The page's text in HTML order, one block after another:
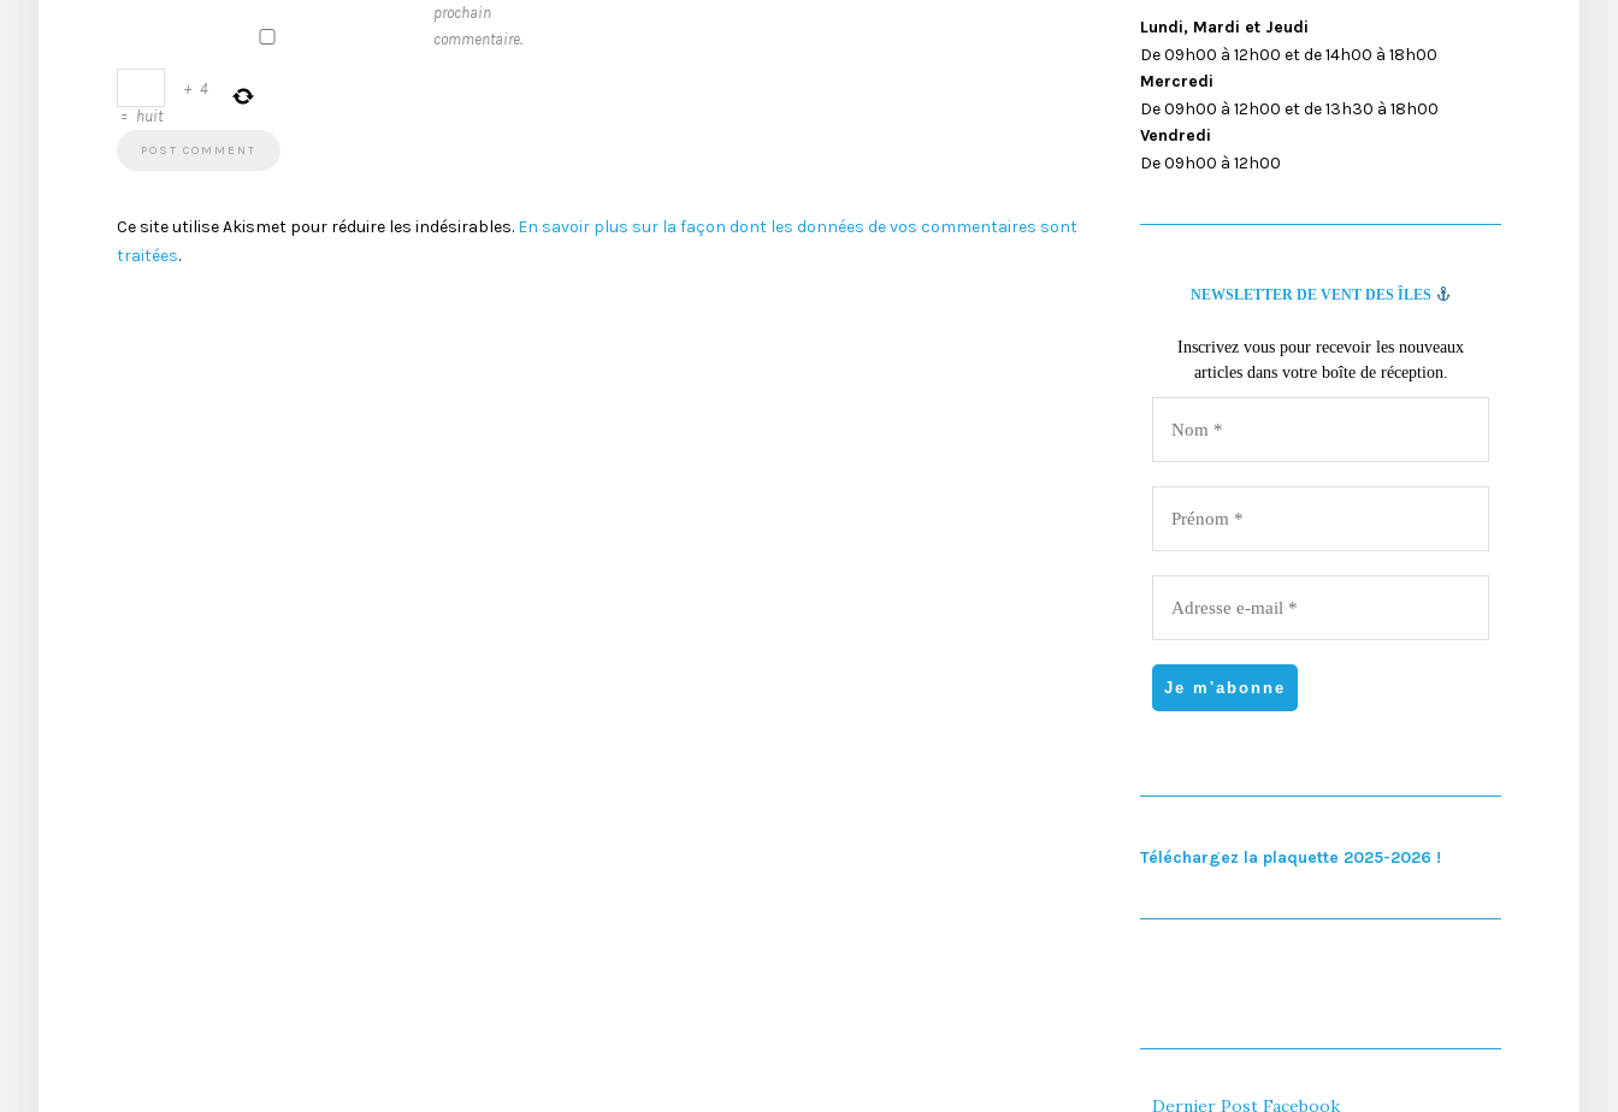
prochain
commentaire.
+ 4
= huit
Ce site utilise Akismet pour réduire les indésirables. En savoir plus sur la façon dont les données de vos commentaires sont
traitées.
Lundi, Mardi et Jeudi
De 09h00 à 12h00 et de 14h00 à 18h00
Mercredi
De 09h00 à 12h00 et de 13h30 à 18h00
Vendredi
De 09h00 à 12h00
NEWSLETTER DE VENT DES ÎLES
Inscrivez vous pour recevoir les nouveaux
articles dans votre boîte de réception.
Téléchargez la plaquette 2025-2026 !
Dernier Post Facebook